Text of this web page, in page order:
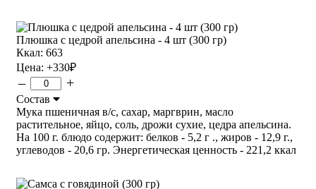
Плюшка с цедрой апельсина - 4 шт (300 гр)
Ккал: 663
Цена: +330₽
– +
Состав
Мука пшеничная в/с, сахар, маргврин, масло
растительное, яйцо, соль, дрожи сухие, цедра апельсина.
На 100 г. блюдо содержит: белков - 5,2 г ., жиров - 12,9 г.,
углеводов - 20,6 гр. Энергетическая ценность - 221,2 ккал